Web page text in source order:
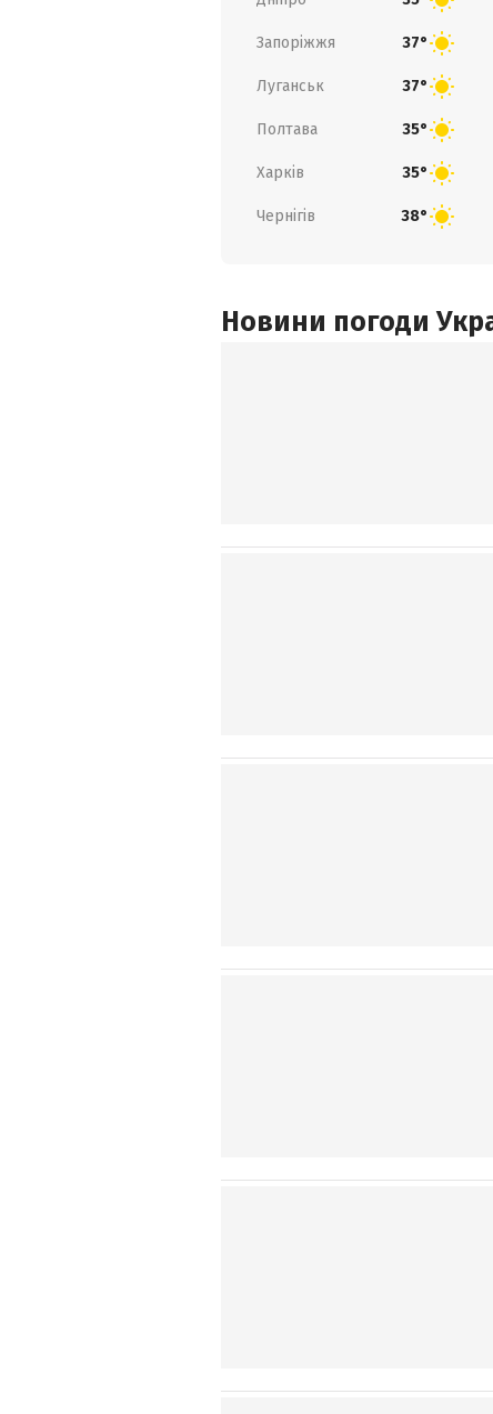
Запоріжжя 37°
Луганськ 37°
Полтава 35°
Харків 35°
Чернігів 38°
Новини погоди